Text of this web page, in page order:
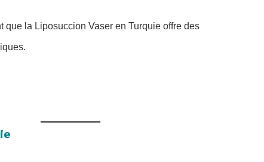
que la Liposuccion Vaser en Turquie offre des